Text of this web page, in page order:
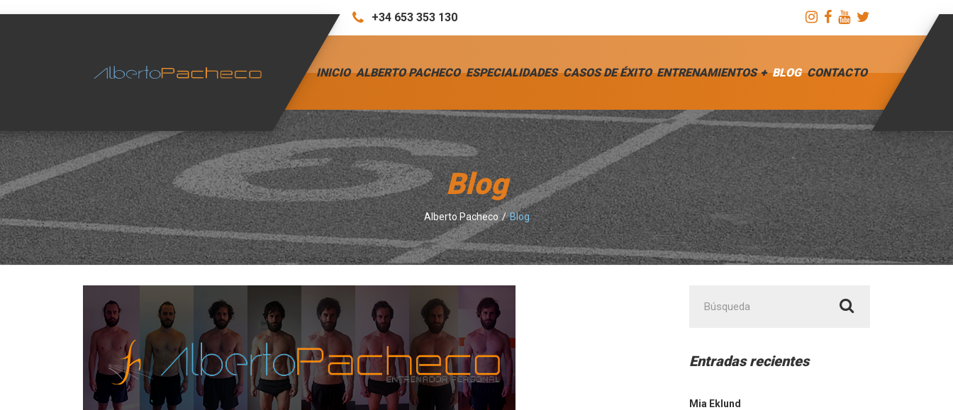
+34 653 353 130
INICIO ALBERTO PACHECO ESPECIALIDADES CASOS DE ÉXITO ENTRENAMIENTOS BLOG CONTACTO
Blog
Alberto Pacheco Blog
Entradas recientes
Mia Eklund